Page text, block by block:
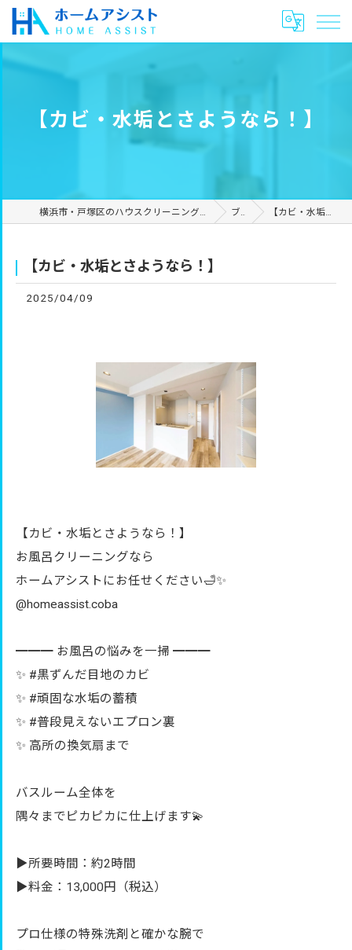
【カビ・水垢とさようなら！】
横浜市・戸塚区のハウスクリーニングやリフォームは合同会社ホームアシスト ブログ 【カビ・水垢とさようなら！】
【カビ・水垢とさようなら！】
2025/04/09
【カビ・水垢とさようなら！】
お風呂クリーニングなら
ホームアシストにお任せください🛁✨
@homeassist.coba
━━━ お風呂の悩みを一掃 ━━━
✨ #黒ずんだ目地のカビ
✨ #頑固な水垢の蓄積
✨ #普段見えないエプロン裏
✨ 高所の換気扇まで
バスルーム全体を
隅々までピカピカに仕上げます💫
▶︎所要時間：約2時間
▶︎料金：13,000円（税込）
プロ仕様の特殊洗剤と確かな腕で